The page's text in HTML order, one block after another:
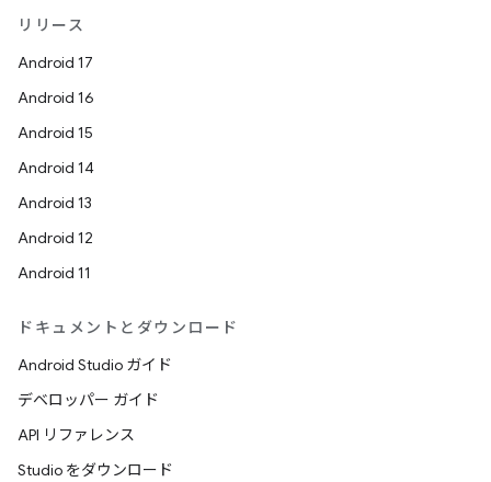
リリース
Android 17
Android 16
Android 15
Android 14
Android 13
Android 12
Android 11
ドキュメントとダウンロード
Android Studio ガイド
デベロッパー ガイド
API リファレンス
Studio をダウンロード